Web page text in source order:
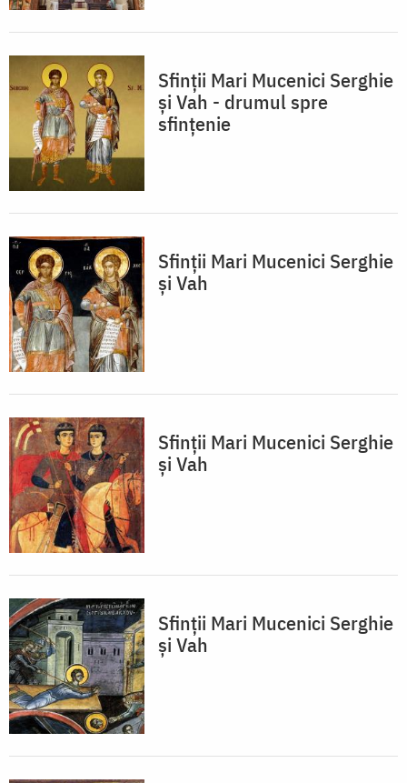
Sfinții Mari Mucenici Serghie
și Vah - drumul spre
sfințenie
Sfinţii Mari Mucenici Serghie
şi Vah
Sfinţii Mari Mucenici Serghie
şi Vah
Sfinţii Mari Mucenici Serghie
şi Vah